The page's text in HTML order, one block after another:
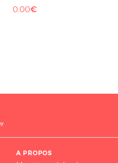
0.00€
A PROPOS